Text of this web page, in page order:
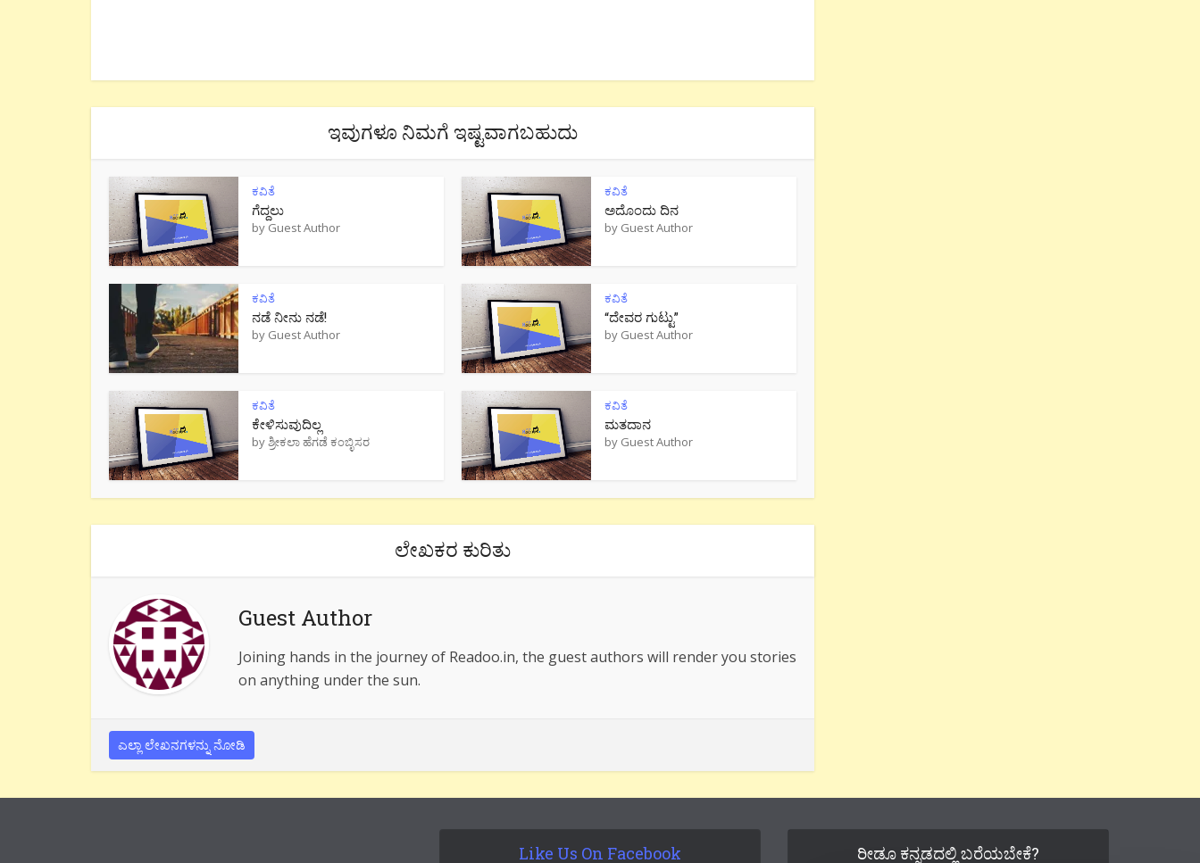
ಇವುಗಳೂ ನಿಮಗೆ ಇಷ್ಟವಾಗಬಹುದು
ಕವಿತೆ
ಗೆದ್ದಲು
by Guest Author
ಕವಿತೆ
ಅದೊಂದು ದಿನ
by Guest Author
ಕವಿತೆ
ನಡೆ ನೀನು‌ ನಡೆ!
by Guest Author
ಕವಿತೆ
“ದೇವರ ಗುಟ್ಟು”
by Guest Author
ಕವಿತೆ
ಕೇಳಿಸುವುದಿಲ್ಲ
byಶ್ರೀಕಲಾ ಹೆಗಡೆ ಕಂಬ್ಳಿಸರ
ಕವಿತೆ
ಮತದಾನ
by Guest Author
ಲೇಖಕರ ಕುರಿತು
Guest Author
Joining hands in the journey of Readoo.in, the guest authors will render you stories
on anything under the sun.
ಎಲ್ಲಾ ಲೇಖನಗಳನ್ನು ನೋಡಿ
Like Us On Facebook ರೀಡೂ ಕನ್ನಡದಲ್ಲಿ ಬರೆಯಬೇಕೆ?